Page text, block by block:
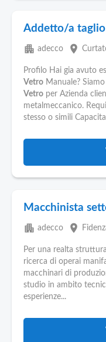
Addetto/a
apartment adecco place
Profilo Hai gia avuto
Vetro Manuale?
Vetro per Azienda
metalmeccanico.
stesso o simili
Macchinista
apartment adecco place
Per una realta
ricerca di operai
macchinari di
studio in ambito
esperienze...